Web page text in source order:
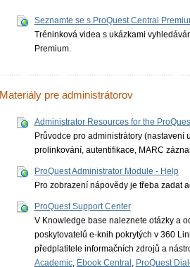
Seznamte se s ProQuest Central
Tréninková videa s ukázkami
Premium.
Materiály pre administrátorov
Administrator Resources for the
Průvodce pro administrátory (nastavení
prolinkování, autentifikace, MARC
ProQuest Administrator Module - Help
Pro zobrazení nápovědy je třeba zadat
ProQuest Support Center
V Knowledge base naleznete otázky a
poskytovatelů e-knih pokrytých v 360
předplatitele informačních zdrojů a
Academic, Ebook Central , ProQuest